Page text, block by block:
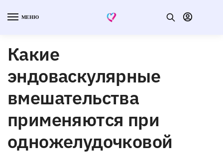
МЕНЮ
Какие
эндоваскулярные
вмешательства
применяются при
одножелудочковой